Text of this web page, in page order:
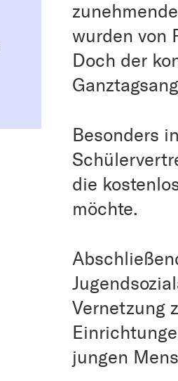
wurden von
Doch der
Besonders
die
möchte.
Vernetzung
jungen